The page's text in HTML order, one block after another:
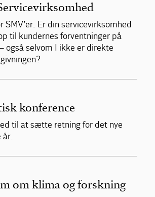
SMV’er. Er din servicevirksomhed
til kundernes forventninger på
også selvom I ikke er direkte
konference
til at sætte retning for det nye
år.
om klima og forskning